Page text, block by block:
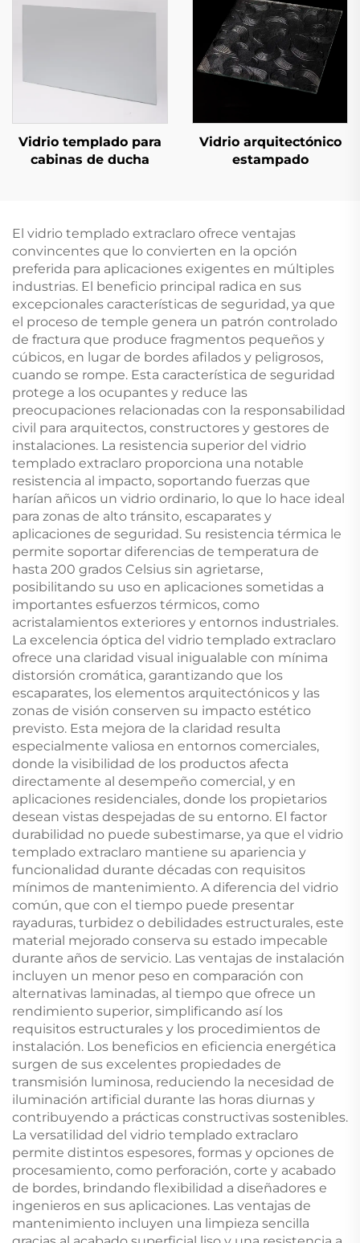
Vidrio templado para
cabinas de ducha
Vidrio arquitectónico
estampado
El vidrio templado extraclaro ofrece ventajas
convincentes que lo convierten en la opción
preferida para aplicaciones exigentes en múltiples
industrias. El beneficio principal radica en sus
excepcionales características de seguridad, ya que
el proceso de temple genera un patrón controlado
de fractura que produce fragmentos pequeños y
cúbicos, en lugar de bordes afilados y peligrosos,
cuando se rompe. Esta característica de seguridad
protege a los ocupantes y reduce las
preocupaciones relacionadas con la responsabilidad
civil para arquitectos, constructores y gestores de
instalaciones. La resistencia superior del vidrio
templado extraclaro proporciona una notable
resistencia al impacto, soportando fuerzas que
harían añicos un vidrio ordinario, lo que lo hace ideal
para zonas de alto tránsito, escaparates y
aplicaciones de seguridad. Su resistencia térmica le
permite soportar diferencias de temperatura de
hasta 200 grados Celsius sin agrietarse,
posibilitando su uso en aplicaciones sometidas a
importantes esfuerzos térmicos, como
acristalamientos exteriores y entornos industriales.
La excelencia óptica del vidrio templado extraclaro
ofrece una claridad visual inigualable con mínima
distorsión cromática, garantizando que los
escaparates, los elementos arquitectónicos y las
zonas de visión conserven su impacto estético
previsto. Esta mejora de la claridad resulta
especialmente valiosa en entornos comerciales,
donde la visibilidad de los productos afecta
directamente al desempeño comercial, y en
aplicaciones residenciales, donde los propietarios
desean vistas despejadas de su entorno. El factor
durabilidad no puede subestimarse, ya que el vidrio
templado extraclaro mantiene su apariencia y
funcionalidad durante décadas con requisitos
mínimos de mantenimiento. A diferencia del vidrio
común, que con el tiempo puede presentar
rayaduras, turbidez o debilidades estructurales, este
material mejorado conserva su estado impecable
durante años de servicio. Las ventajas de instalación
incluyen un menor peso en comparación con
alternativas laminadas, al tiempo que ofrece un
rendimiento superior, simplificando así los
requisitos estructurales y los procedimientos de
instalación. Los beneficios en eficiencia energética
surgen de sus excelentes propiedades de
transmisión luminosa, reduciendo la necesidad de
iluminación artificial durante las horas diurnas y
contribuyendo a prácticas constructivas sostenibles.
La versatilidad del vidrio templado extraclaro
permite distintos espesores, formas y opciones de
procesamiento, como perforación, corte y acabado
de bordes, brindando flexibilidad a diseñadores e
ingenieros en sus aplicaciones. Las ventajas de
mantenimiento incluyen una limpieza sencilla